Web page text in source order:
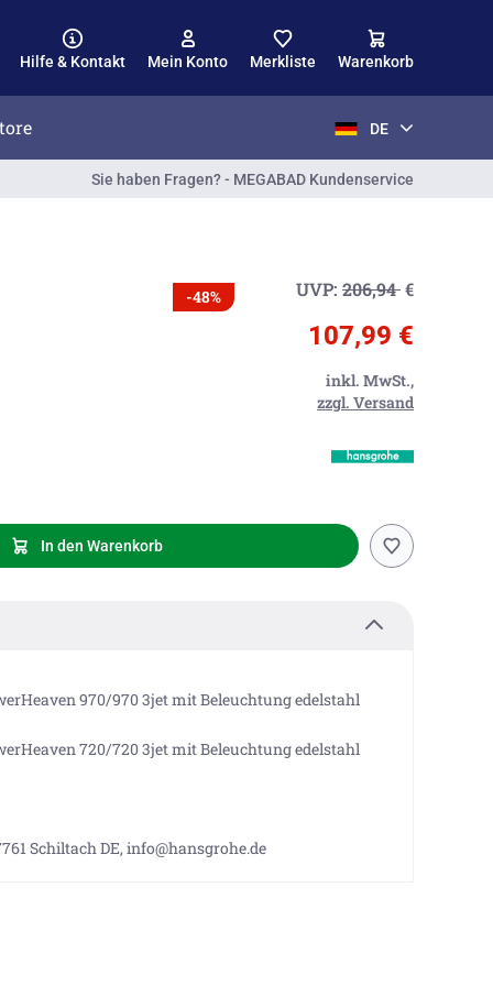
Hilfe & Kontakt Mein Konto Merkliste Warenkorb
DE
Sie haben Fragen? - MEGABAD Kundenservice
-48% UVP: 206,94€
107,99 €
inkl. MwSt.,
zzgl. Versand
In den Warenkorb
970/970 3jet mit Beleuchtung edelstahl
720/720 3jet mit Beleuchtung edelstahl
Schiltach DE, info@hansgrohe.de